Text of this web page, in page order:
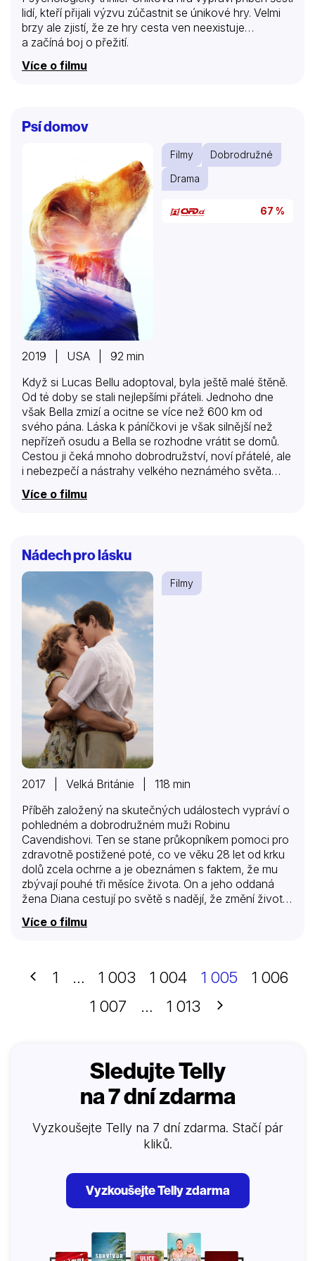
lidí, kteří přijali výzvu zúčastnit se únikové hry. Velmi
brzy ale zjistí, že ze hry cesta ven neexistuje…
a začíná boj o přežití.
Více o filmu
Psí domov
Filmy
Dobrodružné
Drama
67 %
2019 | USA | 92 min
Když si Lucas Bellu adoptoval, byla ještě malé štěně.
Od té doby se stali nejlepšími přáteli. Jednoho dne
však Bella zmizí a ocitne se více než 600 km od
svého pána. Láska k páníčkovi je však silnější než
nepřízeň osudu a Bella se rozhodne vrátit se domů.
Cestou ji čeká mnoho dobrodružství, noví přátelé, ale
i nebezpečí a nástrahy velkého neznámého světa…
Více o filmu
Nádech pro lásku
Filmy
2017 | Velká Británie | 118 min
Příběh založený na skutečných událostech vypráví o
pohledném a dobrodružném muži Robinu
Cavendishovi. Ten se stane průkopníkem pomoci pro
zdravotně postižené poté, co ve věku 28 let od krku
dolů zcela ochrne a je obeznámen s faktem, že mu
zbývají pouhé tři měsíce života. On a jeho oddaná
žena Diana cestují po světě s nadějí, že změní životy
druhých jako je on sám.
Více o filmu
Předchozí
1 … 1 003 1 004 1 005
1 006
1 007
… 1 013 Další
Sledujte Telly
na 7 dní zdarma
Vyzkoušejte Telly na 7 dní zdarma. Stačí pár
kliků.
Vyzkoušejte Telly zdarma